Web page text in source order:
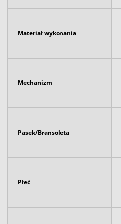
Materiał wykonania
Mechanizm
Pasek/Bransoleta
Płeć